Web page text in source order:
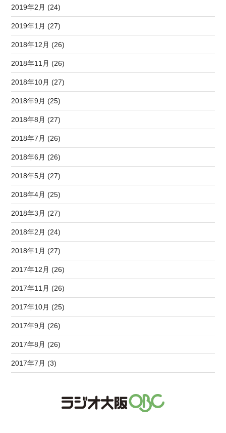
2019年2月 (24)
2019年1月 (27)
2018年12月 (26)
2018年11月 (26)
2018年10月 (27)
2018年9月 (25)
2018年8月 (27)
2018年7月 (26)
2018年6月 (26)
2018年5月 (27)
2018年4月 (25)
2018年3月 (27)
2018年2月 (24)
2018年1月 (27)
2017年12月 (26)
2017年11月 (26)
2017年10月 (25)
2017年9月 (26)
2017年8月 (26)
2017年7月 (3)